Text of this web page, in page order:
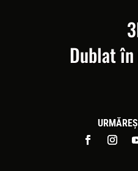
Dublat